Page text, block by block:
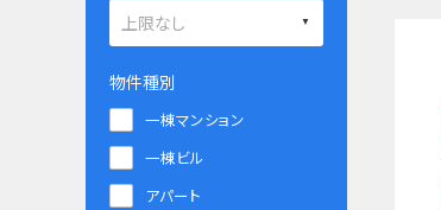
物件種別
一棟マンション
一棟ビル
アパート